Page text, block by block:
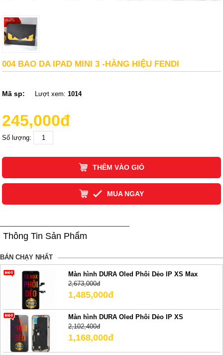
004 BAO DA IPAD MINI 3 -HÀNG HIỆU FENDI
Mã sp: Lượt xem:1014
245,000đ
Số lượng:
THÊM VÀO GIỎ
MUA NGAY
Thông Tin Sản Phẩm
BÁN CHẠY NHẤT
Màn hình DURA Oled Phôi Dẻo IP XS Max
2,673,000đ
1,485,000đ
Màn hình DURA Oled Phôi Dẻo IP XS
2,102,400đ
1,168,000đ